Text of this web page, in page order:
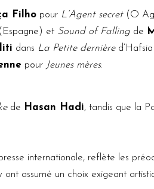
Filho pour L’Agent secret(O
(Espagne) et Sound of Falling de
dans La Petite dernière
pour Jeunes mères.
de Hasan Hadi, tandis que la
internationale, reflète les
ont assumé un choix exigeant